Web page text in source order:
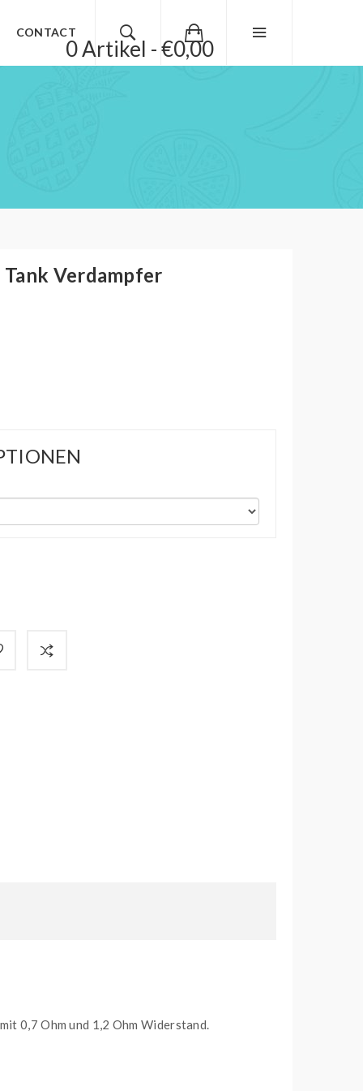
0 Artikel - €0,00
CONTACT
Verdampfer
0,7 Ohm und 1,2 Ohm Widerstand.